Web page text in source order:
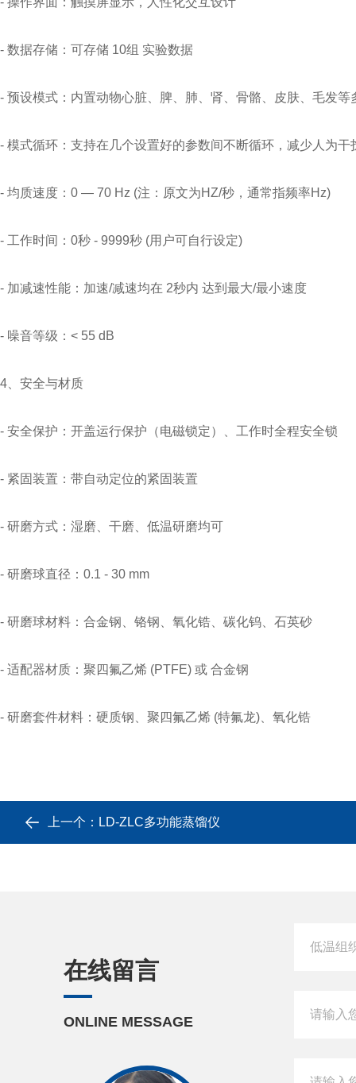
- 数据存储：可存储 10组 实验数据
- 预设模式：内置动物心脏、脾、肺、肾、骨骼、皮肤、毛发等
- 模式循环：支持在几个设置好的参数间不断循环，减少人为干
- 均质速度：0 — 70 Hz (注：原文为HZ/秒，通常指频率Hz)
- 工作时间：0秒 - 9999秒 (用户可自行设定)
- 加减速性能：加速/减速均在 2秒内 达到最大/最小速度
- 噪音等级：< 55 dB
4、安全与材质
- 安全保护：开盖运行保护（电磁锁定）、工作时全程安全锁
- 紧固装置：带自动定位的紧固装置
- 研磨方式：湿磨、干磨、低温研磨均可
- 研磨球直径：0.1 - 30 mm
- 研磨球材料：合金钢、铬钢、氧化锆、碳化钨、石英砂
- 适配器材质：聚四氟乙烯 (PTFE) 或 合金钢
- 研磨套件材料：硬质钢、聚四氟乙烯 (特氟龙)、氧化锆
上一个： LD-ZLC多功能蒸馏仪
在线留言
ONLINE MESSAGE